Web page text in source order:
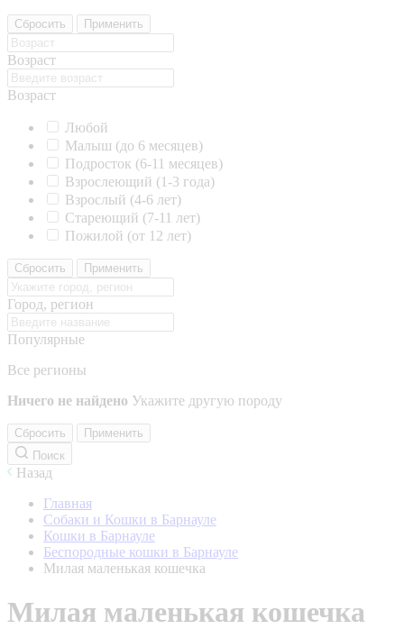
Сбросить Применить
Возраст
Возраст
Любой
Малыш (до 6 месяцев)
Подросток (6-11 месяцев)
Взрослеющий (1-3 года)
Взрослый (4-6 лет)
Стареющий (7-11 лет)
Пожилой (от 12 лет)
Сбросить Применить
Город, регион
Популярные
Все регионы
Ничего не найдено Укажите другую породу
Сбросить
Применить
Поиск
Назад
Главная
Собаки и Кошки в Барнауле
Кошки в Барнауле
Беспородные кошки в Барнауле
Милая маленькая кошечка
Милая маленькая кошечка